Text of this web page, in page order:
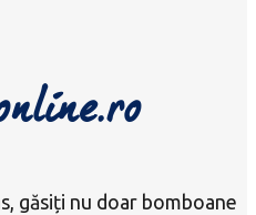
găsiți nu doar bomboane